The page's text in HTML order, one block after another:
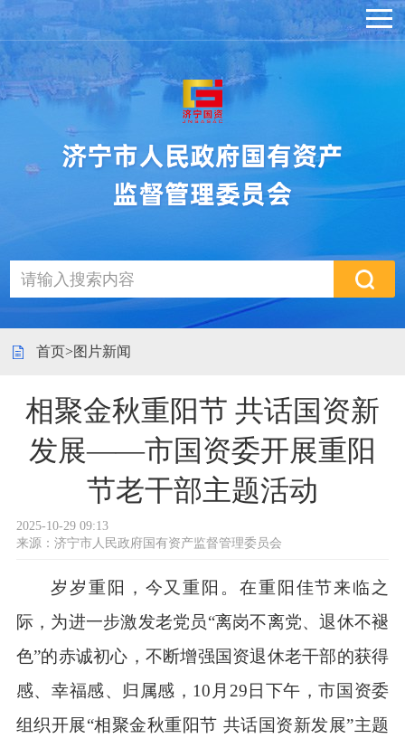
首页>图片新闻
相聚金秋重阳节 共话国资新
发展——市国资委开展重阳
节老干部主题活动
2025-10-29 09:13
来源： 济宁市人民政府国有资产监督管理委员会
岁岁重阳，今又重阳。在重阳佳节来临之
际，为进一步激发老党员“离岗不离党、退休不褪
色”的赤诚初心，不断增强国资退休老干部的获得
感、幸福感、归属感，10月29日下午，市国资委
组织开展“相聚金秋重阳节 共话国资新发展”主题